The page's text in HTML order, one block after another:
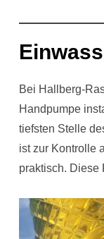
Bei Hallberg-
Handpumpe
tiefsten Stelle
ist zur Kontrolle
praktisch. Diese